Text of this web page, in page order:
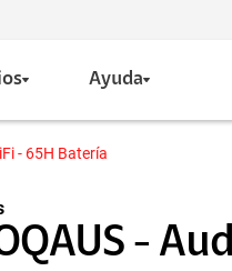
Ayuda
- 65H Batería
-